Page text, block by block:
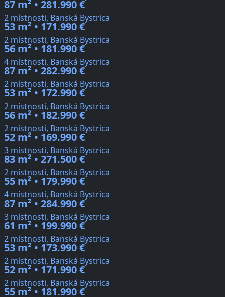
87 m² • 281.990 €
2 místnosti, Banská Bystrica
53 m² • 171.990 €
2 místnosti, Banská Bystrica
56 m² • 181.990 €
4 místnosti, Banská Bystrica
87 m² • 282.990 €
2 místnosti, Banská Bystrica
53 m² • 172.990 €
2 místnosti, Banská Bystrica
56 m² • 182.990 €
2 místnosti, Banská Bystrica
52 m² • 169.990 €
3 místnosti, Banská Bystrica
83 m² • 271.500 €
2 místnosti, Banská Bystrica
55 m² • 179.990 €
4 místnosti, Banská Bystrica
87 m² • 284.990 €
3 místnosti, Banská Bystrica
61 m² • 199.990 €
2 místnosti, Banská Bystrica
53 m² • 173.990 €
2 místnosti, Banská Bystrica
52 m² • 171.990 €
2 místnosti, Banská Bystrica
55 m² • 181.990 €